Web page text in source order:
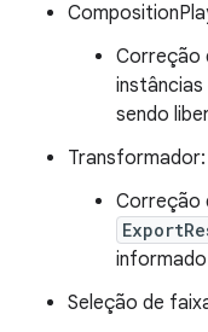
Correção
instâncias
sendo
Transformador:
Correção
Seleção de